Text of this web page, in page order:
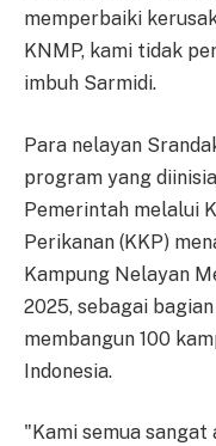
memperbaiki
KNMP, kami tidak
imbuh Sarmidi.
Para nelayan
program yang
Pemerintah melalui
Perikanan (KKP)
Kampung Nelayan
2025, sebagai
membangun 100
Indonesia.
"Kami semua sangat